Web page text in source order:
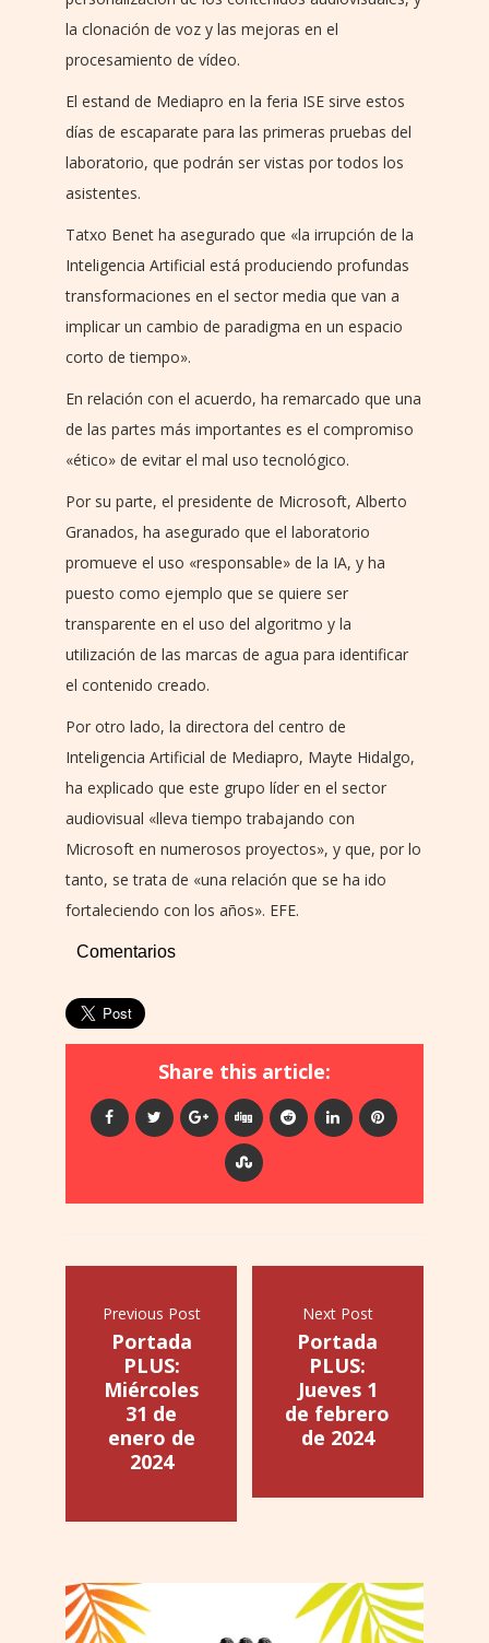
la clonación de voz y las mejoras en el
procesamiento de vídeo.
El estand de Mediapro en la feria ISE sirve estos
días de escaparate para las primeras pruebas del
laboratorio, que podrán ser vistas por todos los
asistentes.
Tatxo Benet ha asegurado que «la irrupción de la
Inteligencia Artificial está produciendo profundas
transformaciones en el sector media que van a
implicar un cambio de paradigma en un espacio
corto de tiempo».
En relación con el acuerdo, ha remarcado que una
de las partes más importantes es el compromiso
«ético» de evitar el mal uso tecnológico.
Por su parte, el presidente de Microsoft, Alberto
Granados, ha asegurado que el laboratorio
promueve el uso «responsable» de la IA, y ha
puesto como ejemplo que se quiere ser
transparente en el uso del algoritmo y la
utilización de las marcas de agua para identificar
el contenido creado.
Por otro lado, la directora del centro de
Inteligencia Artificial de Mediapro, Mayte Hidalgo,
ha explicado que este grupo líder en el sector
audiovisual «lleva tiempo trabajando con
Microsoft en numerosos proyectos», y que, por lo
tanto, se trata de «una relación que se ha ido
fortaleciendo con los años». EFE.
Comentarios
Share this article:
Previous Post
Portada
PLUS:
Miércoles
31 de
enero de
2024
Next Post
Portada
PLUS:
Jueves 1
de febrero
de 2024